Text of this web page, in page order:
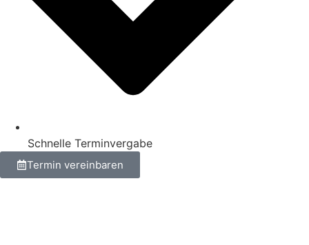
Schnelle Terminvergabe
Termin vereinbaren